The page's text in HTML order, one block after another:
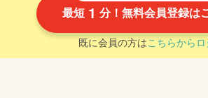
最短 1 分！無料会員登録は
既に会員の方はこちらから